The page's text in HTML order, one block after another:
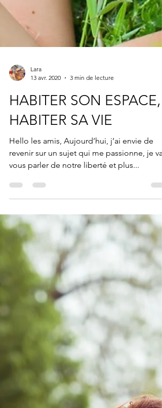
Lara
13 avr. 2020
3 min de lecture
HABITER SON ESPACE,
HABITER SA VIE
Hello les amis, Aujourd’hui, j’ai envie de
vous parler de notre liberté et plus...